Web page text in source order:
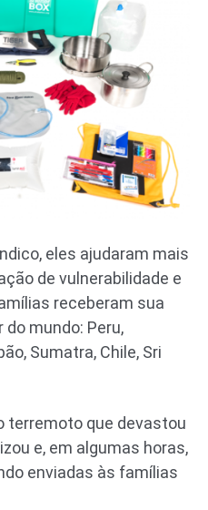
eles ajudaram mais
de vulnerabilidade e
receberam sua
mundo: Peru,
Sumatra, Chile, Sri
terremoto que devastou
e, em algumas horas,
enviadas às famílias